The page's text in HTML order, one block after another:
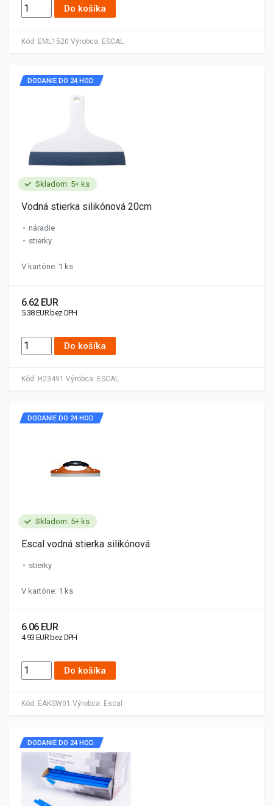
Kód: EML1520 Výrobca: ESCAL
Do košíka
Skladom: 5+ ks
Kód: H23491 Výrobca: ESCAL
DODANIE DO 24 HOD.
Vodná stierka silikónová 20cm
náradie
stierky
V kartóne: 1 ks
6.62 EUR
5.38 EUR bez DPH
Do košíka
Skladom: 5+ ks
Kód: EAKSW01 Výrobca: Escal
DODANIE DO 24 HOD.
Escal vodná stierka silikónová
stierky
V kartóne: 1 ks
6.06 EUR
4.93 EUR bez DPH
Do košíka
DODANIE DO 24 HOD.